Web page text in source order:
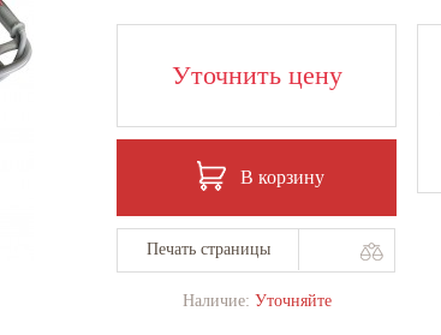
Уточнить цену
В корзину
Печать страницы
Наличие: Уточняйте